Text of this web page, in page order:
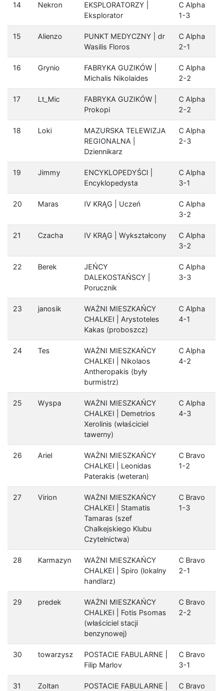
14 Nekron
EKSPLORATORZY |
Eksplorator
C Alpha
1-3
15 Alienzo
PUNKT MEDYCZNY | dr
Wasilis Floros
C Alpha
2-1
16 Grynio
FABRYKA GUZIKÓW |
Michalis Nikolaides
C Alpha
2-2
17 Lt_Mic
FABRYKA GUZIKÓW |
Prokopi
C Alpha
2-2
18 Loki
MAZURSKA TELEWIZJA
REGIONALNA |
Dziennikarz
C Alpha
2-3
19 Jimmy
ENCYKLOPEDYŚCI |
Encyklopedysta
C Alpha
3-1
20 Maras IV KRĄG | Uczeń
C Alpha
3-2
21 Czacha IV KRĄG | Wykształcony
C Alpha
3-2
22 Berek
JEŃCY
DALEKOSTAŃSCY |
Porucznik
C Alpha
3-3
23 janosik
WAŻNI MIESZKAŃCY
CHALKEI | Arystoteles
Kakas (proboszcz)
C Alpha
4-1
24 Tes
WAŻNI MIESZKAŃCY
CHALKEI | Nikolaos
Antheropakis (były
burmistrz)
C Alpha
4-2
25 Wyspa
WAŻNI MIESZKAŃCY
CHALKEI | Demetrios
Xerolinis (właściciel
tawerny)
C Alpha
4-3
26 Ariel
WAŻNI MIESZKAŃCY
CHALKEI | Leonidas
Paterakis (weteran)
C Bravo
1-2
27 Virion
WAŻNI MIESZKAŃCY
CHALKEI | Stamatis
Tamaras (szef
Chalkejskiego Klubu
Czytelnictwa)
C Bravo
1-3
28 Karmazyn
WAŻNI MIESZKAŃCY
CHALKEI | Spiro (lokalny
handlarz)
C Bravo
2-1
29 predek
WAŻNI MIESZKAŃCY
CHALKEI | Fotis Psomas
(właściciel stacji
benzynowej)
C Bravo
2-2
30 towarzysz
POSTACIE FABULARNE |
Filip Marlov
C Bravo
3-1
31 Zoltan POSTACIE FABULARNE | C Bravo